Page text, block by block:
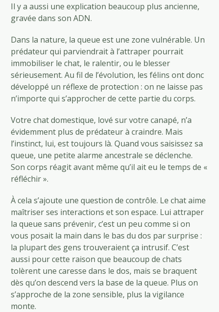
Il y a aussi une explication beaucoup plus ancienne,
gravée dans son ADN.
Dans la nature, la queue est une zone vulnérable. Un
prédateur qui parviendrait à l’attraper pourrait
immobiliser le chat, le ralentir, ou le blesser
sérieusement. Au fil de l’évolution, les félins ont donc
développé un réflexe de protection : on ne laisse pas
n’importe qui s’approcher de cette partie du corps.
Votre chat domestique, lové sur votre canapé, n’a
évidemment plus de prédateur à craindre. Mais
l’instinct, lui, est toujours là. Quand vous saisissez sa
queue, une petite alarme ancestrale se déclenche.
Son corps réagit avant même qu’il ait eu le temps de «
réfléchir ».
À cela s’ajoute une question de contrôle. Le chat aime
maîtriser ses interactions et son espace. Lui attraper
la queue sans prévenir, c’est un peu comme si on
vous posait la main dans le bas du dos par surprise :
la plupart des gens trouveraient ça intrusif. C’est
aussi pour cette raison que beaucoup de chats
tolèrent une caresse dans le dos, mais se braquent
dès qu’on descend vers la base de la queue. Plus on
s’approche de la zone sensible, plus la vigilance
monte.